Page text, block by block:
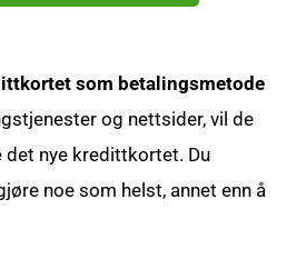
som betalingsmetode
og nettsider, vil de
nye kredittkortet. Du
noe som helst, annet enn å